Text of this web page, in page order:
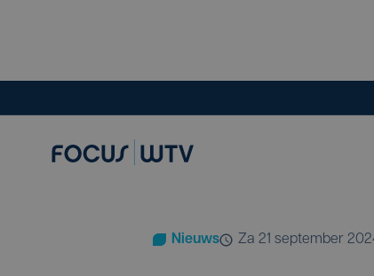
Nieuws za 21 september